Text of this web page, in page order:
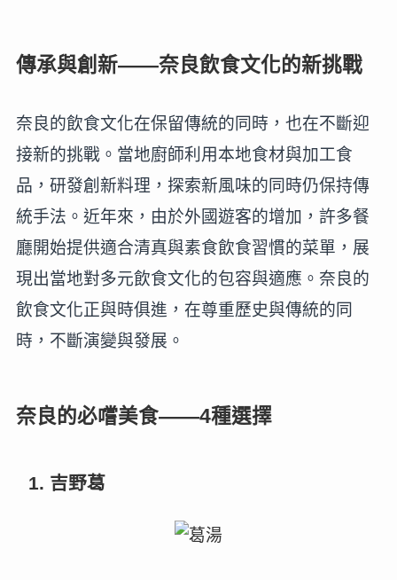
傳承與創新——奈良飲食文化的新挑戰
奈良的飲食文化在保留傳統的同時，也在不斷迎
接新的挑戰。當地廚師利用本地食材與加工食
品，研發創新料理，探索新風味的同時仍保持傳
統手法。近年來，由於外國遊客的增加，許多餐
廳開始提供適合清真與素食飲食習慣的菜單，展
現出當地對多元飲食文化的包容與適應。奈良的
飲食文化正與時俱進，在尊重歷史與傳統的同
時，不斷演變與發展。
奈良的必嚐美食——4種選擇
1. 吉野葛